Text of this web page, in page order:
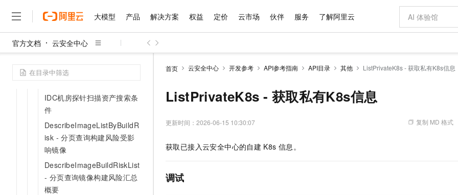
大模型 产品 解决方案 权益 定价 云市场 伙伴 服务 了解阿里云
官方文档 云安全中心
询多账号安全管理功能中的云
安全中心新增账号自动管控策
略
下资源组织的目录结构
IDC机房探针扫描资产搜索条
件
DescribeImageListByBuildR
isk - 分页查询构建风险受影
响镜像
DescribeImageBuildRiskList
- 分页查询镜像构建风险汇总
概要
首页 云安全中心 开发参考 API参考指南 API目录 其他 ListPrivateK8s - 获取私有K8s信息
ListPrivateK8s - 获取私有K8s信息
更新时间： 2026-06-15 10:30:07 复制 MD 格式
获取已接入云安全中心的自建 K8s 信息。
调试
大模型
千问AI平台 大模型
产品
精选产品
人工智能与机器学习
精选产品
多元化、高性能、安全可靠的大模型服务
无影云电脑
随时随地安全接入的云上超级电脑
云解析DNS
提供智能易用的域名与建站服务
人工智能平台 PAI
一站式AI开发、训练和推理服务
解决方案
精选解决方案
互联网应用开发
大数据
精选解决方案
Hermes Agent，打造自进化智能体
自主进化，持久记忆，越用越聪明
快速拥有专属 OpenClaw
5 分钟轻松部署专属 QwenPaw
一键购买专属
权益 普惠上云
云服务器38元/年起，超值低价云产品抢先购
推荐新用户得奖励，单订单最高返9万
云工开物
高校专属算力普惠，学生认证享300元代金券
免费试用
AI 特惠
至高享 1亿+免费 tokens，加速 Al 应用落地
Token Plan 模型订阅计划
Qwen3.8-Max 首发尝鲜，限时加量 10 倍，夜间低至2折
AI 场景体
从图文生成到
定价 产品定价
了解云产品的定价详情
云上成本管理
管理和优化成本
价格计算器
自助选配和估算价格
价格优势
配置报价
云市场 精选商城
多端小程序
观测云
Tuya 物联网平台阿里云版
数据与 API
手机三要素
OCR 文字识别
基础软件
伙伴 成为销售伙伴
咨询伙伴
销售伙伴合作计划
无影生态合作计划
Consulting Partner 合作计划
成为产品伙伴
产品生态伙伴
产品伙伴
服务 售前咨询
自助服务
在线服务
短信专区
企业增值服务
专家技术服务
企业成长
阿里云认证
了解阿里云 为什么选择阿里云
技术领先
分析师报告
研究报告与白皮书
最佳实践
云上奥运之旅
看见新力量
市场活动